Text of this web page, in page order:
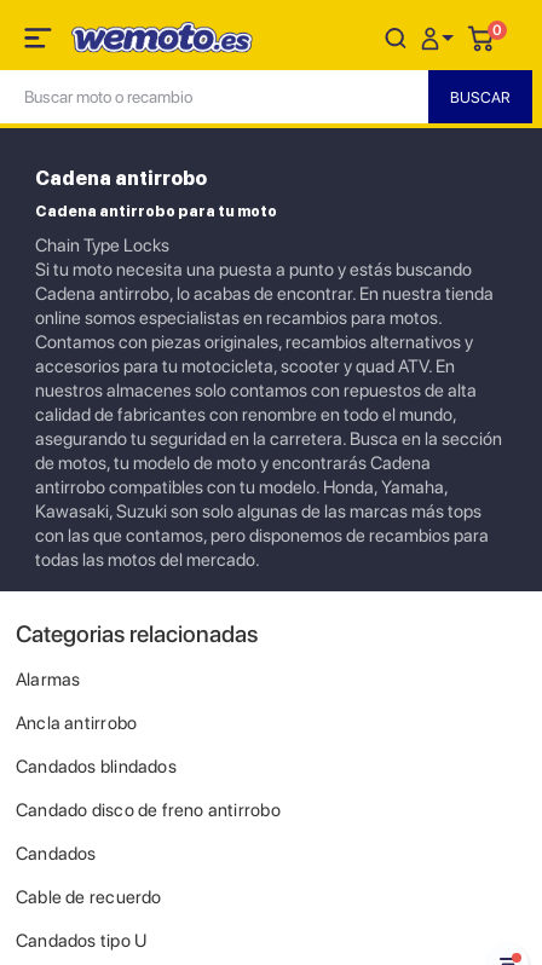
0
Cadena antirrobo
Cadena antirrobo para tu moto
Chain Type Locks
Si tu moto necesita una puesta a punto y estás buscando
Cadena antirrobo, lo acabas de encontrar. En nuestra tienda
online somos especialistas en recambios para motos.
Contamos con piezas originales, recambios alternativos y
accesorios para tu motocicleta, scooter y quad ATV. En
nuestros almacenes solo contamos con repuestos de alta
calidad de fabricantes con renombre en todo el mundo,
asegurando tu seguridad en la carretera. Busca en la sección
de motos, tu modelo de moto y encontrarás Cadena
antirrobo compatibles con tu modelo. Honda, Yamaha,
Kawasaki, Suzuki son solo algunas de las marcas más tops
con las que contamos, pero disponemos de recambios para
todas las motos del mercado.
Categorias relacionadas
Alarmas
Ancla antirrobo
Candados blindados
Candado disco de freno antirrobo
Candados
Cable de recuerdo
Candados tipo U